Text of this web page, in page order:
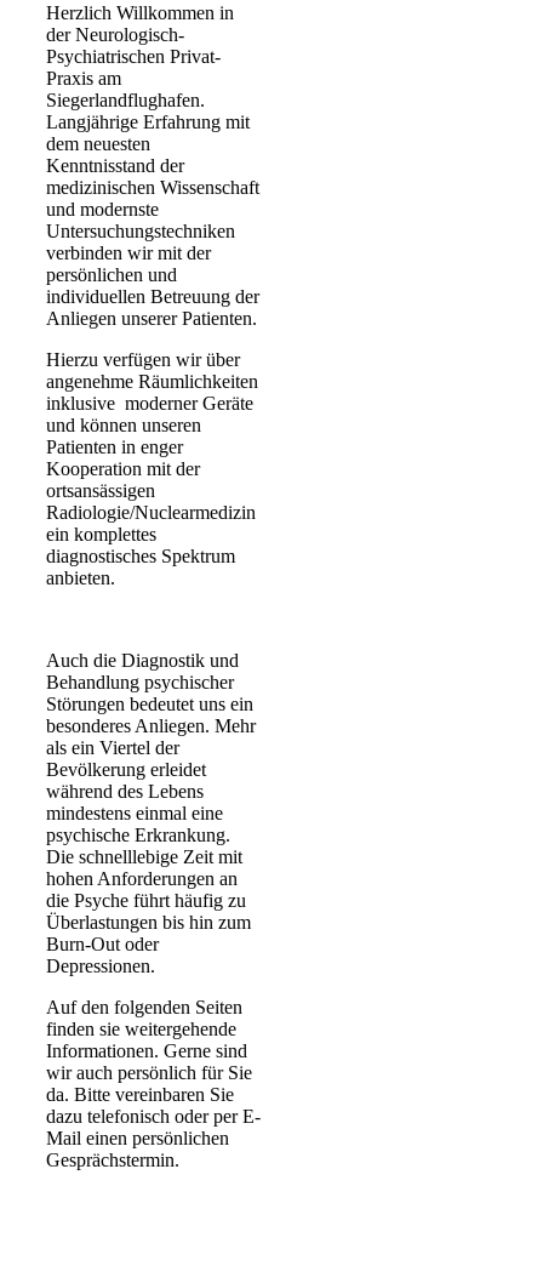
Herzlich Willkommen in
der Neurologisch-
Psychiatrischen Privat-
Praxis am
Siegerlandflughafen.
Langjährige Erfahrung mit
dem neuesten
Kenntnisstand der
medizinischen Wissenschaft
und modernste
Untersuchungstechniken
verbinden wir mit der
persönlichen und
individuellen Betreuung der
Anliegen unserer Patienten.
Hierzu verfügen wir über
angenehme Räumlichkeiten
inklusive moderner Geräte
und können unseren
Patienten in enger
Kooperation mit der
ortsansässigen
Radiologie/Nuclearmedizin
ein komplettes
diagnostisches Spektrum
anbieten.
Auch die Diagnostik und
Behandlung psychischer
Störungen bedeutet uns ein
besonderes Anliegen. Mehr
als ein Viertel der
Bevölkerung erleidet
während des Lebens
mindestens einmal eine
psychische Erkrankung.
Die schnelllebige Zeit mit
hohen Anforderungen an
die Psyche führt häufig zu
Überlastungen bis hin zum
Burn-Out oder
Depressionen.
Auf den folgenden Seiten
finden sie weitergehende
Informationen. Gerne sind
wir auch persönlich für Sie
da. Bitte vereinbaren Sie
dazu telefonisch oder per E-
Mail einen persönlichen
Gesprächstermin.